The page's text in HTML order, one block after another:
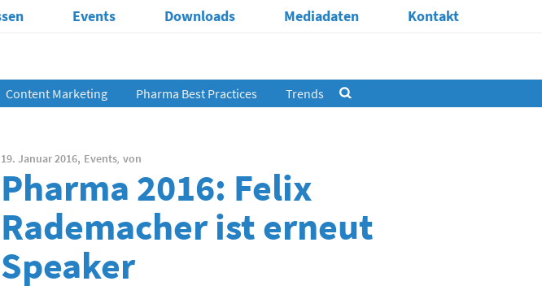
Events Downloads Mediadaten Kontakt
Content Marketing Pharma Best Practices Trends
19. Januar 2016, Events, von
Pharma 2016: Felix
Rademacher ist erneut
Speaker